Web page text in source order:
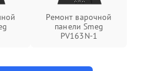
Ремонт варочной
панели Smeg
PV163N-1